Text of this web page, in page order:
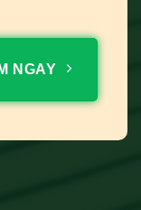
NGAY